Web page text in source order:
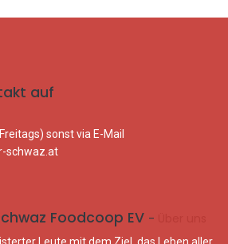
auf
sonst via E-Mail
schwaz.at
Foodcoop EV -